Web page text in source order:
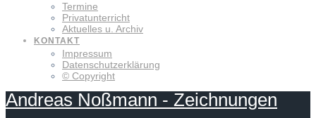
Termine
Privatunterricht
Aktuelles u. Archiv
KONTAKT
Impressum
Datenschutzerklärung
© Copyright
Andreas Noßmann - Zeichnungen